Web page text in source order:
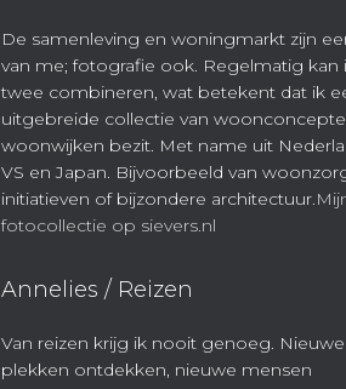
De samenleving en woningmarkt zijn
van me; fotografie ook. Regelmatig kan
twee combineren, wat betekent dat ik
uitgebreide collectie van
woonwijken bezit. Met name uit
VS en Japan. Bijvoorbeeld van
initiatieven of bijzondere architectuur.
fotocollectie op sievers.nl
Annelies / Reizen
Van reizen krijg ik nooit genoeg. Nieuwe
plekken ontdekken, nieuwe mensen